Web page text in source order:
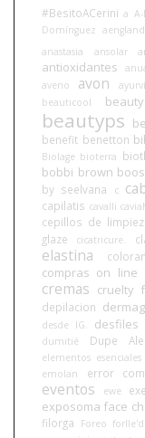
#BesitoACerini a
Domínguez aengland
anastasia ansolar
antioxidantes
aveno avon
beauticool
beautyps
benefit benetton
Biolage bioterra
bobbi brown
by seelvana
c
capilatis cavalli
cepillos de
glaze
cicatricure.
elastina
compras on line
cremas cruelty
depilacion
desde IG. desfiles
dumitié Dupe
elementos esenciales
emolan error
eventos ewe
exposoma face
filorga
Foreo forlle'd